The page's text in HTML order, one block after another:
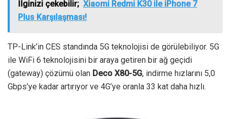
İlginizi çekebilir; Xiaomi Redmi K30 ile iPhone 7
Plus Karşılaşması!
TP-Link’in CES standında 5G teknolojisi de görülebiliyor. 5G
ile WiFi 6 teknolojisini bir araya getiren bir ağ geçidi
(gateway) çözümü olan Deco X80-5G, indirme hızlarını 5,0
Gbps’ye kadar artırıyor ve 4G’ye oranla 33 kat daha hızlı.